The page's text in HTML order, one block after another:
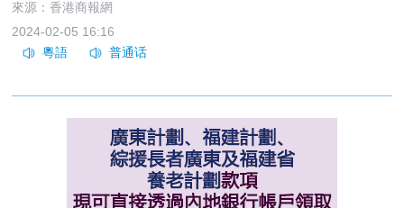
來源：香港商報網
2024-02-05 16:16